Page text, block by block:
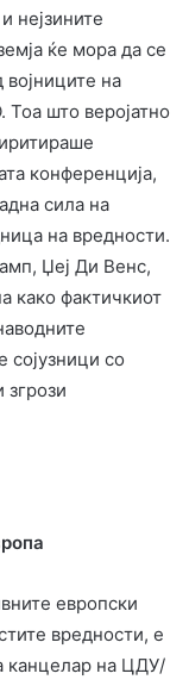
нејзините
ќе мора да се
на
што веројатно
конференција,
сила на
на вредности.
Џеј Ди Венс,
како фактичкиот
сојузници со
згрози
европски
вредности, е
канцелар на ЦДУ/